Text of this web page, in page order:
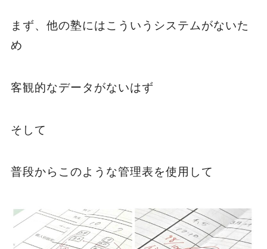
まず、他の塾にはこういうシステムがないた
め
客観的なデータがないはず
そして
普段からこのような管理表を使用して